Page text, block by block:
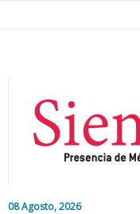
08 Agosto, 2026